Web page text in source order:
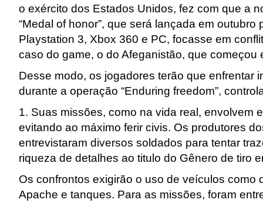
o exército dos Estados Unidos, fez com que a
“Medal of honor”, que será lançada em outubro
Playstation 3, Xbox 360 e PC, focasse em
caso do game, o do Afeganistão, que começou
Desse modo, os jogadores terão que enfrentar
durante a operação “Enduring freedom”,
1. Suas missões, como na vida real, envolvem
evitando ao máximo ferir civis. Os produtores
entrevistaram diversos soldados para tentar
riqueza de detalhes ao titulo do Gênero de tiro
Os confrontos exigirão o uso de veículos como
Apache e tanques. Para as missões, foram